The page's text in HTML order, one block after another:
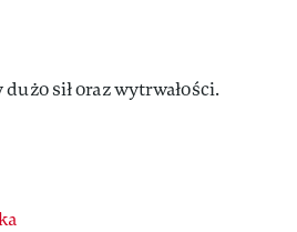
sił oraz wytrwałości.